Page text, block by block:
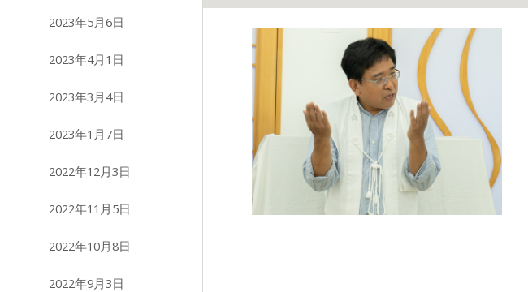
2023年5月6日
2023年4月1日
2023年3月4日
2023年1月7日
2022年12月3日
2022年11月5日
2022年10月8日
2022年9月3日